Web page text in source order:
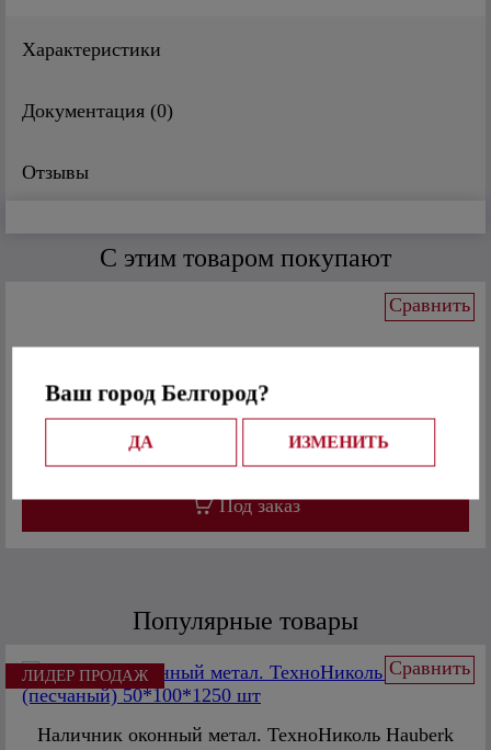
Характеристики
Документация (0)
Отзывы
C этим товаром покупают
Под заказ
Сравнить
Популярные товары
ЛИДЕР ПРОДАЖ
Наличник оконный метал. ТехноНиколь Hauberk
Сравнить
Ваш город Белгород?
ДА ИЗМЕНИТЬ